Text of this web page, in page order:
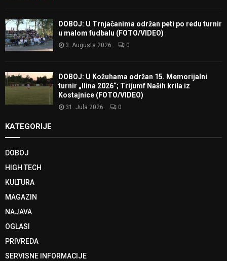
DOBOJ: U Trnjačanima održan peti po redu turnir
u malom fudbalu (FOTO/VIDEO)
3. Augusta 2026. 0
DOBOJ: U Kožuhama održan 15. Memorijalni
turnir „Ilina 2026“; Trijumf Naših krila iz
Kostajnice (FOTO/VIDEO)
31. Jula 2026. 0
KATEGORIJE
DOBOJ
HIGH TECH
KULTURA
MAGAZIN
NAJAVA
OGLASI
PRIVREDA
SERVISNE INFORMACIJE